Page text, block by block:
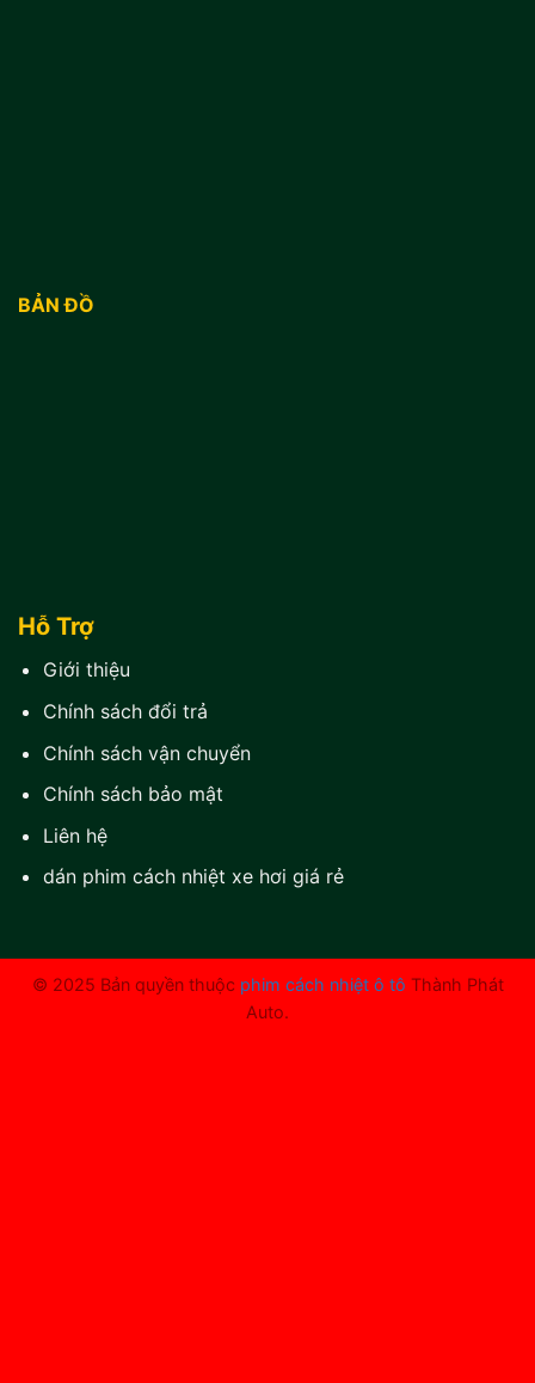
BẢN ĐỒ
Hỗ Trợ
Giới thiệu
Chính sách đổi trả
Chính sách vận chuyển
Chính sách bảo mật
Liên hệ
dán phim cách nhiệt xe hơi giá rẻ
© 2025 Bản quyền thuộc phim cách nhiệt ô tô Thành Phát
Auto.